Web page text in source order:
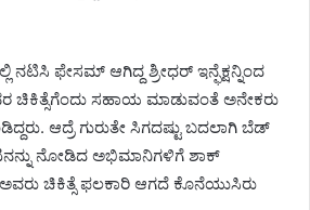
ನಟಿಸಿ ಫೇಸಮ್ ಆಗಿದ್ದ ಶ್ರೀಧರ್ ಇನ್ಫೆಕ್ಷನ್ನಿಂದ
ಚಿಕಿತ್ಸೆಗೆಂದು ಸಹಾಯ ಮಾಡುವಂತೆ ಅನೇಕರು
ಆದ್ರೆ ಗುರುತೇ ಸಿಗದಷ್ಟು ಬದಲಾಗಿ ಬೆಡ್
ನೋಡಿದ ಅಭಿಮಾನಿಗಳಿಗೆ ಶಾಕ್
ಅವರು ಚಿಕಿತ್ಸೆ ಫಲಕಾರಿ ಆಗದೆ ಕೊನೆಯುಸಿರು